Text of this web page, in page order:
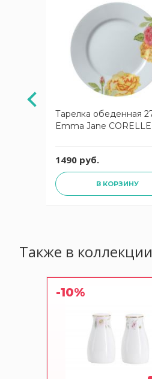
АКЦИЯ
Тарелка обеденная
Emma Jane CORELLE
1490 руб.
В КОРЗИНУ
Также в коллекции
-10%